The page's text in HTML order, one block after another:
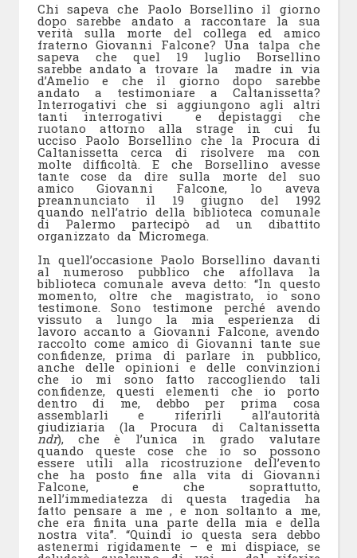
Chi sapeva che Paolo Borsellino il giorno
dopo sarebbe andato a raccontare la sua
verità sulla morte del collega ed amico
fraterno Giovanni Falcone? Una talpa che
sapeva che quel 19 luglio Borsellino
sarebbe andato a trovare la madre in via
d’Amelio e che il giorno dopo sarebbe
andato a testimoniare a Caltanissetta?
Interrogativi che si aggiungono agli altri
tanti interrogativi e depistaggi che
ruotano attorno alla strage in cui fu
ucciso Paolo Borsellino che la Procura di
Caltanissetta cerca di risolvere ma con
molte difficoltà. E che Borsellino avesse
tante cose da dire sulla morte del suo
amico Giovanni Falcone, lo aveva
preannunciato il 19 giugno del 1992
quando nell’atrio della biblioteca comunale
di Palermo partecipò ad un dibattito
organizzato da Micromega.
In quell’occasione Paolo Borsellino davanti
al numeroso pubblico che affollava la
biblioteca comunale aveva detto: “In questo
momento, oltre che magistrato, io sono
testimone. Sono testimone perché avendo
vissuto a lungo la mia esperienza di
lavoro accanto a Giovanni Falcone, avendo
raccolto come amico di Giovanni tante sue
confidenze, prima di parlare in pubblico,
anche delle opinioni e delle convinzioni
che io mi sono fatto raccogliendo tali
confidenze, questi elementi che io porto
dentro di me, debbo per prima cosa
assemblarli e riferirli all’autorità
giudiziaria (la Procura di Caltanissetta
ndr), che è l’unica in grado valutare
quando queste cose che io so possono
essere utili alla ricostruzione dell’evento
che ha posto fine alla vita di Giovanni
Falcone, e che soprattutto,
nell’immediatezza di questa tragedia ha
fatto pensare a me , e non soltanto a me,
che era finita una parte della mia e della
nostra vita”. “Quindi io questa sera debbo
astenermi rigidamente – e mi dispiace, se